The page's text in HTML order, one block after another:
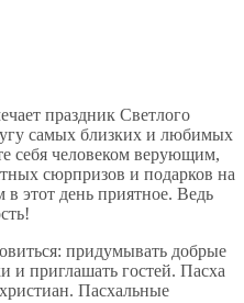
праздник Светлого
самых близких и любимых
себя человеком верующим,
сюрпризов и подарков на
в этот день приятное. Ведь
придумывать добрые
и приглашать гостей. Пасха
Пасхальные